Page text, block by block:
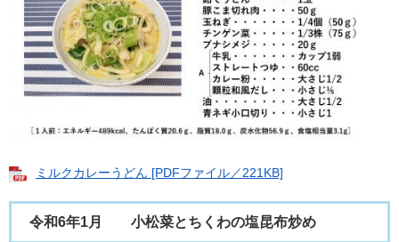
ミルクカレーうどん [PDFファイル／221KB]
令和6年1月 小松菜とちくわの塩昆布炒め